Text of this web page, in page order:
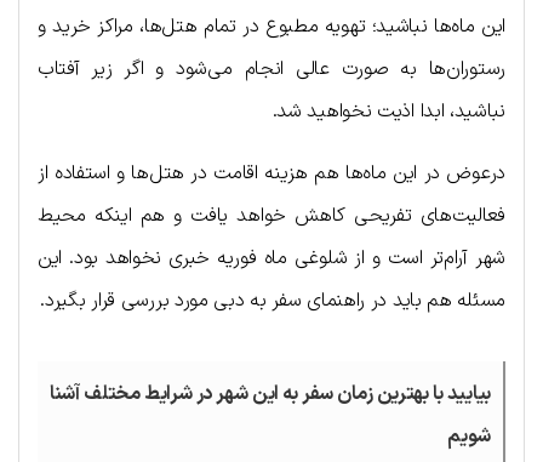
این ماه‌ها نباشید؛ تهویه مطبوع در تمام هتل‌ها، مراکز خرید و
رستوران‌ها به صورت عالی انجام می‌شود و اگر زیر آفتاب
نباشید، ابدا اذیت نخواهید شد.
درعوض در این ماه‌ها هم هزینه اقامت در هتل‌ها و استفاده از
فعالیت‌های تفریحی کاهش خواهد یافت و هم اینکه محیط
شهر آرام‌تر است و از شلوغی ماه فوریه خبری نخواهد بود. این
مسئله هم باید در راهنمای سفر به دبی مورد بررسی قرار بگیرد.
بیایید با بهترین زمان سفر به این شهر در شرایط مختلف آشنا
شویم